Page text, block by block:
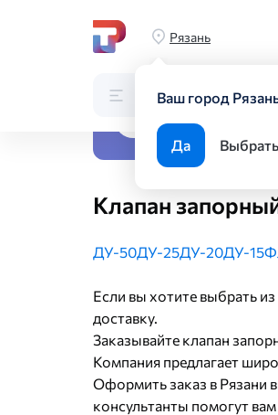
Рязань
Ваш город
Да
Каталог Поиск
Главная Каталог
Все виды
Клапан
ДУ-50ДУ-25ДУ-20ДУ-15
Если вы хотите выбрать
доставку.
Заказывайте клапан
Компания предлагает
Оформить заказ в Рязани
консультанты помогут